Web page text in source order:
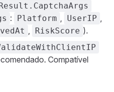
: Platform , UserIP ,
, RiskScore ).
Compatível